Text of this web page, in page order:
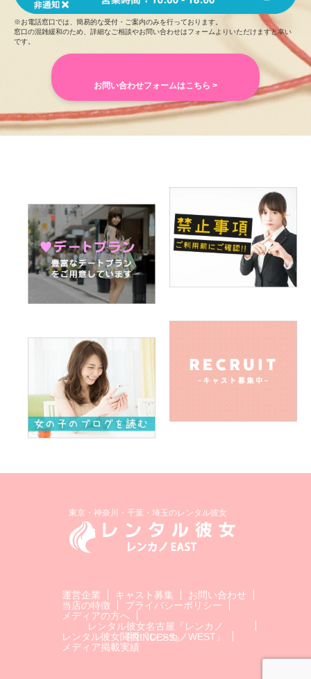
※お電話窓口では、簡易的な受付・ご案内のみを行っております。
窓口の混雑緩和のため、詳細なご相談やお問い合わせはフォームよりいただけますと幸い
です。
お問い合わせフォームはこちら >
東京・神奈川・千葉・埼玉のレンタル彼女
運営企業 キャスト募集
お問い合わせ
当店の特徴
プライバシーポリシー
メディアの方へ
レンタル彼女名古屋『レンカノ
PRINCESS』
レンタル彼女関西『レンカノWEST』
メディア掲載実績